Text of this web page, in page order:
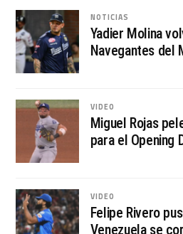
NOTICIAS
Yadier Molina
Navegantes del
VIDEO
Miguel Rojas
para el Opening
VIDEO
Felipe Rivero
Venezuela se